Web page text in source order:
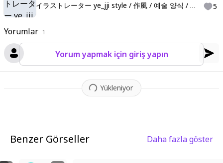
Yorumlar 1
Yorum yapmak için giriş yapın
Yükleniyor
イラストレーター ye_jji style / 作風 / 예술 양식 / 作风 5
Benzer Görseller Daha fazla göster